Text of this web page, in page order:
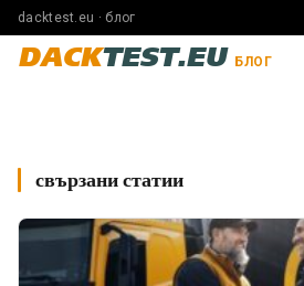
dacktest.eu · блог
DACKTEST.EU БЛОГ
свързани статии